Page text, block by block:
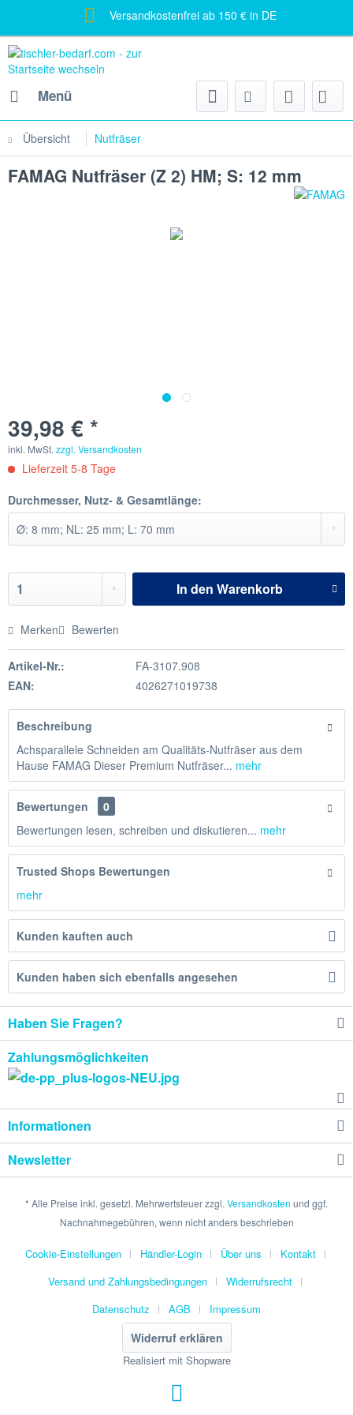
Versandkostenfrei ab 150 € in DE
Menü
Übersicht Nutfräser
FAMAG Nutfräser (Z 2) HM; S: 12 mm
39,98 € *
inkl. MwSt. zzgl. Versandkosten
Lieferzeit 5-8 Tage
Durchmesser, Nutz- & Gesamtlänge:
In den Warenkorb
Merken Bewerten
Artikel-Nr.:
FA-3107.908
EAN:
4026271019738
Beschreibung
Achsparallele Schneiden am Qualitäts-Nutfräser aus dem
Hause FAMAG Dieser Premium Nutfräser... mehr
Bewertungen
0
Bewertungen lesen, schreiben und diskutieren... mehr
Trusted Shops Bewertungen
mehr
Kunden kauften auch
Kunden haben sich ebenfalls angesehen
Haben Sie Fragen?
Zahlungsmöglichkeiten
Informationen
Newsletter
* Alle Preise inkl. gesetzl. Mehrwertsteuer zzgl. Versandkosten und ggf.
Nachnahmegebühren, wenn nicht anders beschrieben
Cookie-Einstellungen Händler-Login Über uns
Kontakt
Versand und Zahlungsbedingungen
Widerrufsrecht
Datenschutz
AGB Impressum
Widerruf erklären
Realisiert mit Shopware